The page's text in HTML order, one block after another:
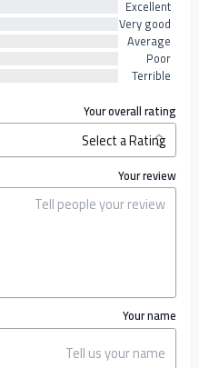
Excellent
Very good
Average
Poor
Terrible
Your overall rating
Your review
Your name